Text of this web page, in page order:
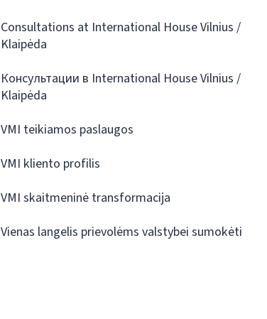
Consultations at International House Vilnius /
Klaipėda
Консультации в International House Vilnius /
Klaipėda
VMI teikiamos paslaugos
VMI kliento profilis
VMI skaitmeninė transformacija
Vienas langelis prievolėms valstybei sumokėti